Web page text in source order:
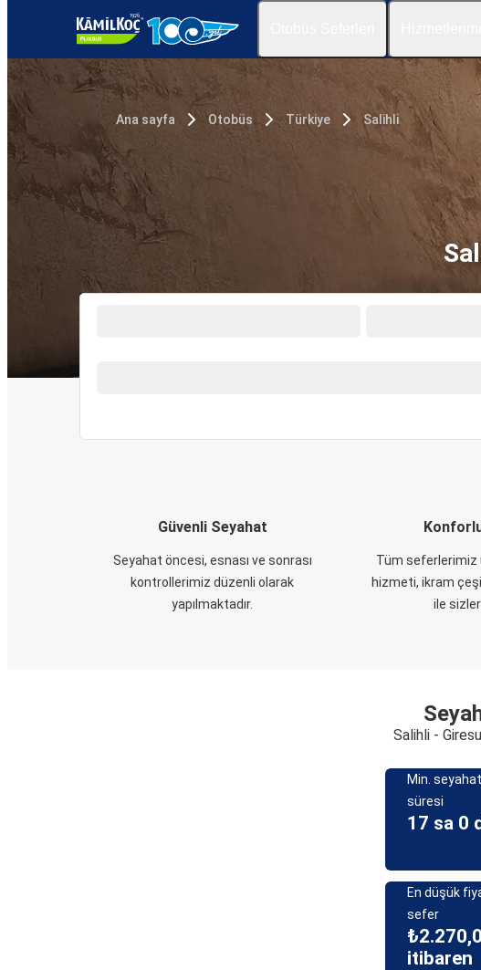
Ana sayfa Otobüs Türkiye Salihli
Güvenli Seyahat
Seyahat öncesi, esnası ve sonrası
kontrollerimiz düzenli olarak
yapılmaktadır.
Tüm
hizmeti, ikram
ile
Salihli -
Min. seyahat
süresi
17 sa 0
En düşük
sefer
itibaren